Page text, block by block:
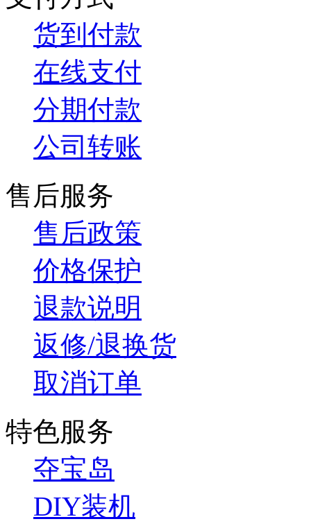
货到付款
在线支付
分期付款
公司转账
售后服务
售后政策
价格保护
退款说明
返修/退换货
取消订单
特色服务
夺宝岛
DIY装机